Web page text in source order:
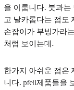
을 이룹니다. 붓과
고 날카롭다는 점도
손잡이가 부빙가라
처럼 보이는데.
한가지 아쉬운 점은
니다. pfeil제품들을